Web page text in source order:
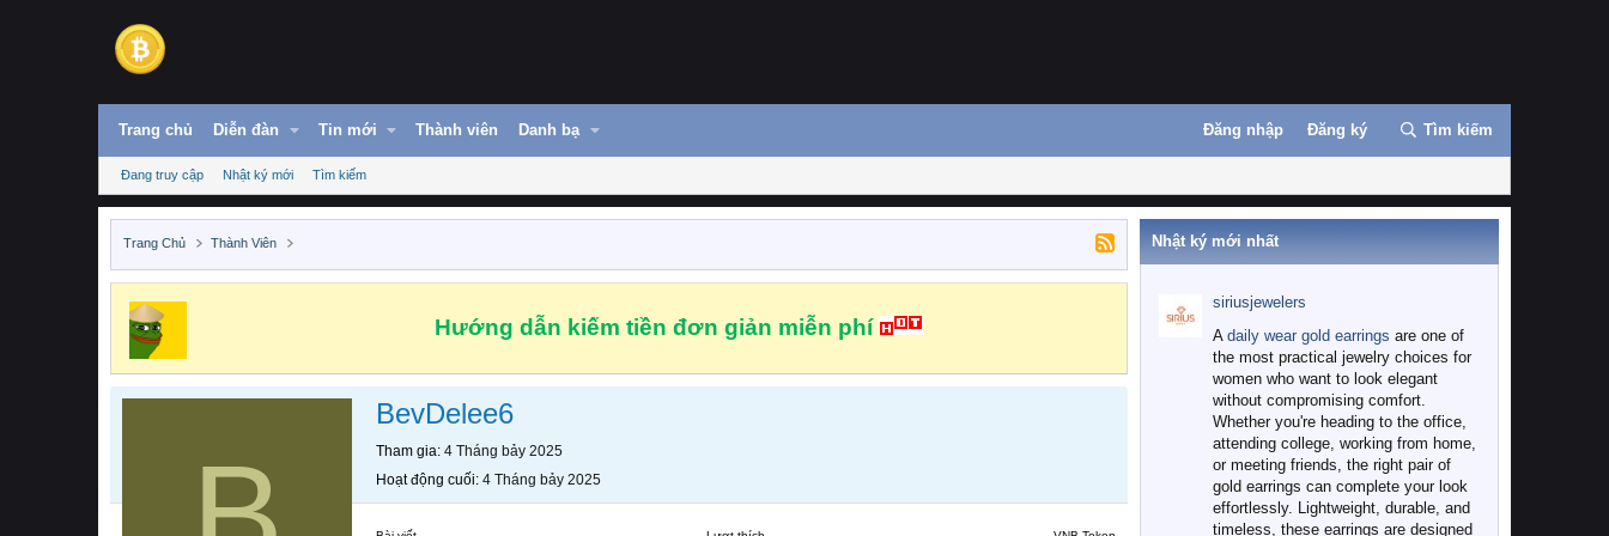
Trang chủ Diễn đàn Tin mới Thành viên Danh bạ Đăng nhập Đăng ký Tìm kiếm
Đang truy cập Nhật ký mới Tìm kiếm
Trang Chủ Thành Viên
Hướng dẫn kiếm tiền đơn giản miễn phí
BevDelee6
Tham gia 4 Tháng bảy 2025
Hoạt động cuối 4 Tháng bảy 2025
Nhật ký mới nhất
siriusjewelers
A daily wear gold earrings are one of
the most practical jewelry choices for
women who want to look elegant
without compromising comfort.
Whether you're heading to the office,
attending college, working from home,
or meeting friends, the right pair of
gold earrings can complete your look
effortlessly. Lightweight, durable, and
timeless, these earrings are designed